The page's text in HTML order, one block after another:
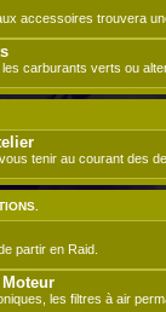
accessoires trouvera
carburants verts ou
tenir au courant des
partir en Raid.
les filtres à air